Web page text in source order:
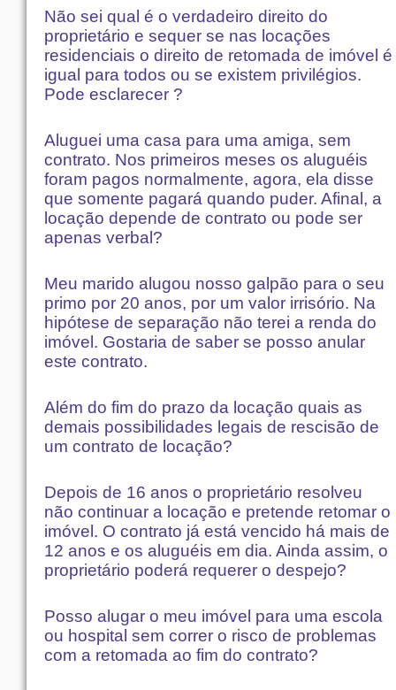
Não sei qual é o verdadeiro direito do
proprietário e sequer se nas locações
residenciais o direito de retomada de imóvel é
igual para todos ou se existem privilégios.
Pode esclarecer ?
Aluguei uma casa para uma amiga, sem
contrato. Nos primeiros meses os aluguéis
foram pagos normalmente, agora, ela disse
que somente pagará quando puder. Afinal, a
locação depende de contrato ou pode ser
apenas verbal?
Meu marido alugou nosso galpão para o seu
primo por 20 anos, por um valor irrisório. Na
hipótese de separação não terei a renda do
imóvel. Gostaria de saber se posso anular
este contrato.
Além do fim do prazo da locação quais as
demais possibilidades legais de rescisão de
um contrato de locação?
Depois de 16 anos o proprietário resolveu
não continuar a locação e pretende retomar o
imóvel. O contrato já está vencido há mais de
12 anos e os aluguéis em dia. Ainda assim, o
proprietário poderá requerer o despejo?
Posso alugar o meu imóvel para uma escola
ou hospital sem correr o risco de problemas
com a retomada ao fim do contrato?